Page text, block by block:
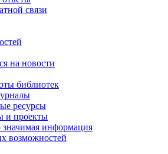
связи
на новости
библиотек
ресурсы
и проекты
информация
возможностей